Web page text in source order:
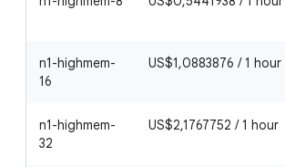
n1-highmem-
16
US$1,0883876 / 1 hour
n1-highmem-
32
US$2,1767752 / 1 hour